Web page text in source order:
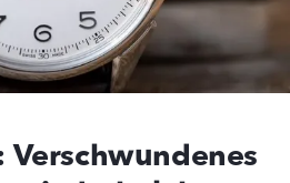
Verschwundenes